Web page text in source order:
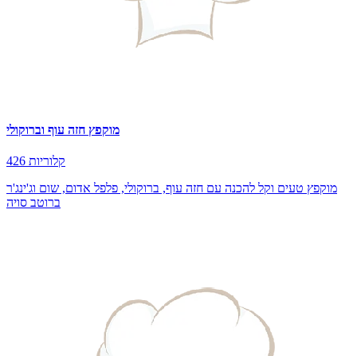
מוקפץ חזה עוף וברוקולי
426 קלוריות
מוקפץ טעים וקל להכנה עם חזה עוף, ברוקולי, פלפל אדום, שום וג'ינג'ר
ברוטב סויה